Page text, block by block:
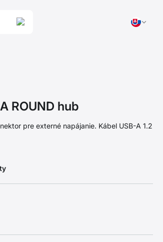
ROUND hub
pre externé napájanie. Kábel USB-A 1.2